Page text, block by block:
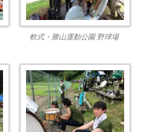
軟式・勝山運動公園 野球場